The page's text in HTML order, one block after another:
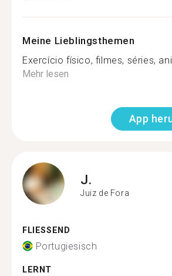
Meine Lieblingsthemen
Exercício físico, filmes, séries,
Mehr lesen
App
J.
Juiz de Fora
FLIESSEND
Portugiesisch
LERNT